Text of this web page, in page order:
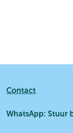
Contact
WhatsApp: Stuur